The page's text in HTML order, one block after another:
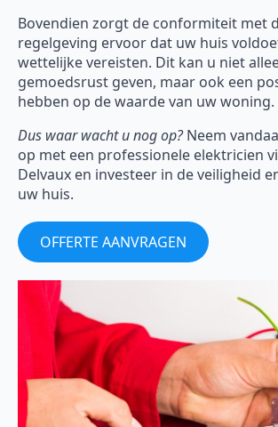
Bovendien zorgt de conformiteit met
regelgeving ervoor dat uw huis
wettelijke vereisten. Dit kan u niet
gemoedsrust geven, maar ook een
hebben op de waarde van uw woning.
Dus waar wacht u nog op?Neem
op met een professionele elektricien
Delvaux en investeer in de veiligheid
uw huis.
OFFERTE AANVRAGEN